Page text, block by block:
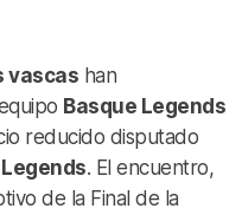
vascas han
Basque Legends
reducido disputado
Legends. El encuentro,
de la Final de la